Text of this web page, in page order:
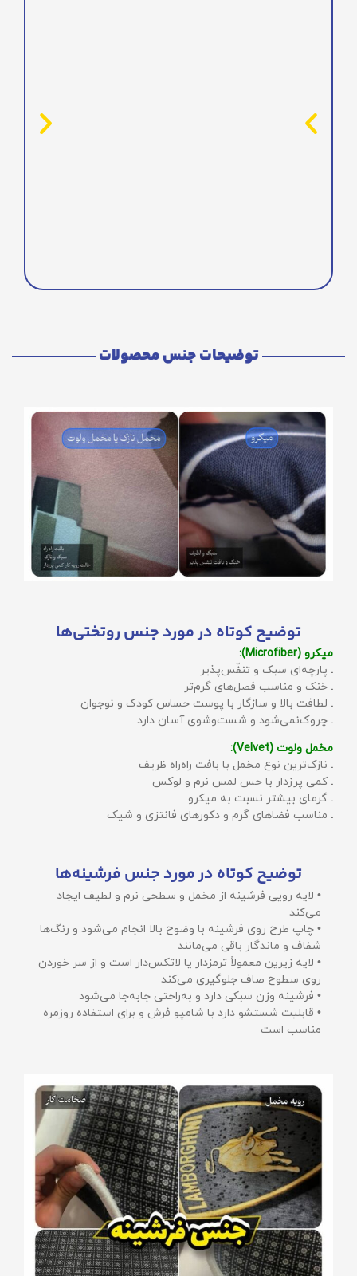
توضیحات جنس محصولات
توضیح کوتاه در مورد جنس روتختی‌ها
میکرو (Microfiber):
ـ پارچه‌ای سبک و تنفّس‌پذیر
ـ خنک و مناسب فصل‌های گرم‌تر
ـ لطافت بالا و سازگار با پوست حساس کودک و نوجوان
ـ چروک‌نمی‌شود و شست‌وشوی آسان دارد
مخمل ولوت (Velvet):
ـ نازک‌ترین نوع مخمل با بافت راه‌راه ظریف
ـ کمی پرزدار با حس لمس نرم و لوکس
ـ گرمای بیشتر نسبت به میکرو
ـ مناسب فضاهای گرم و دکورهای فانتزی و شیک
توضیح کوتاه در مورد جنس فرشینه‌ها
• لایه رویی فرشینه از مخمل و سطحی نرم و لطیف ایجاد
می‌کند
• چاپ طرح روی فرشینه با وضوح بالا انجام می‌شود و رنگ‌ها
شفاف و ماندگار باقی می‌مانند
• لایه زیرین معمولاً ترمزدار یا لاتکس‌دار است و از سر خوردن
روی سطوح صاف جلوگیری می‌کند
• فرشینه وزن سبکی دارد و به‌راحتی جابه‌جا می‌شود
• قابلیت شستشو دارد با شامپو فرش و برای استفاده روزمره
مناسب است